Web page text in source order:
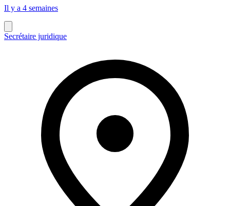
Il y a 4 semaines
Secrétaire juridique